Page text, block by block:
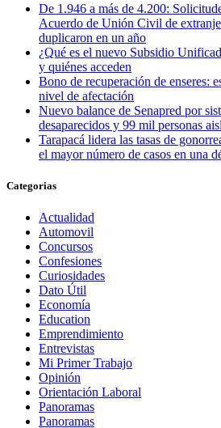
De 1.946 a más de 4.200:
Acuerdo de Unión Civil de
duplicaron en un año
¿Qué es el nuevo Subsidio
y quiénes acceden
Bono de recuperación de enseres:
nivel de afectación
Nuevo balance de Senapred por
desaparecidos y 99 mil personas
Tarapacá lidera las tasas de
el mayor número de casos en una
Categorias
Actualidad
Automovil
Concursos
Confesiones
Curiosidades
Dato Útil
Economía
Education
Emprendimiento
Entrevistas
Mi Primer Trabajo
Opinión
Orientación Laboral
Panoramas
Panoramas